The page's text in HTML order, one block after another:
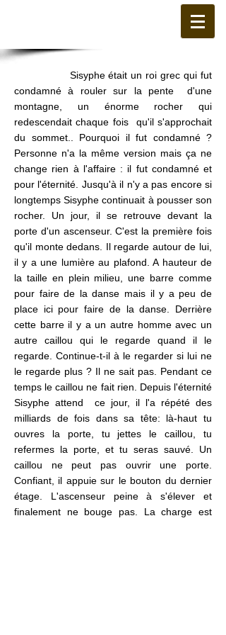
Sisyphe était un roi grec qui fut
condamné à rouler sur la pente d'une
montagne, un énorme rocher qui
redescendait chaque fois qu'il s'approchait
du sommet.. Pourquoi il fut condamné ?
Personne n'a la même version mais ça ne
change rien à l'affaire : il fut condamné et
pour l'éternité. Jusqu'à il n'y a pas encore si
longtemps Sisyphe continuait à pousser son
rocher. Un jour, il se retrouve devant la
porte d'un ascenseur. C'est la première fois
qu'il monte dedans. Il regarde autour de lui,
il y a une lumière au plafond. A hauteur de
la taille en plein milieu, une barre comme
pour faire de la danse mais il y a peu de
place ici pour faire de la danse. Derrière
cette barre il y a un autre homme avec un
autre caillou qui le regarde quand il le
regarde. Continue-t-il à le regarder si lui ne
le regarde plus ? Il ne sait pas. Pendant ce
temps le caillou ne fait rien. Depuis l'éternité
Sisyphe attend ce jour, il l'a répété des
milliards de fois dans sa tête: là-haut tu
ouvres la porte, tu jettes le caillou, tu
refermes la porte, et tu seras sauvé. Un
caillou ne peut pas ouvrir une porte.
Confiant, il appuie sur le bouton du dernier
étage. L'ascenseur peine à s'élever et
finalement ne bouge pas. La charge est